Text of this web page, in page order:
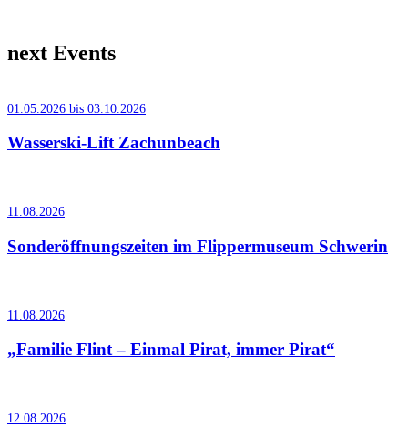
next Events
01.05.2026 bis 03.10.2026
Wasserski-Lift Zachunbeach
11.08.2026
Sonderöffnungszeiten im Flippermuseum Schwerin
11.08.2026
„Familie Flint – Einmal Pirat, immer Pirat“
12.08.2026